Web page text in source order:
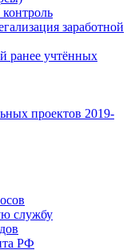
заработной
ранее учтённых
проектов 2019-
службу
РФ